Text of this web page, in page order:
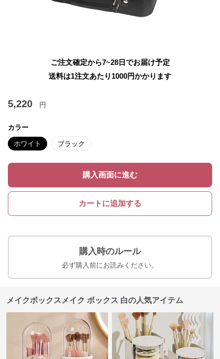
ご注文確定から7~28日でお届け予定
送料は1注文あたり 1000円かかります
5,220 円
カラー
ホワイト ブラック
購入画面に進む
カートに追加する
購入時のルール
必ず購入前にお読みください。
メイクボックスメイク ボックス 白の人気アイテム